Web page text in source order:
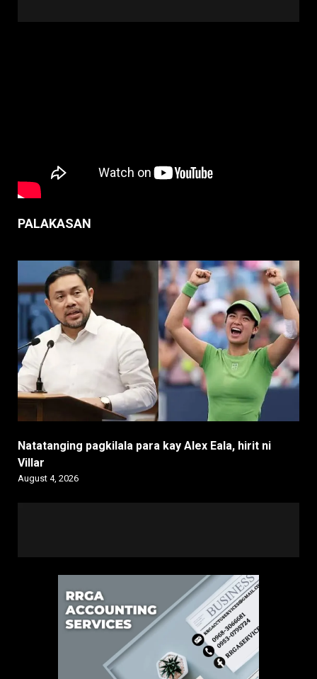
PALAKASAN
Natatanging pagkilala para kay Alex Eala, hirit ni
Villar
August 4, 2026